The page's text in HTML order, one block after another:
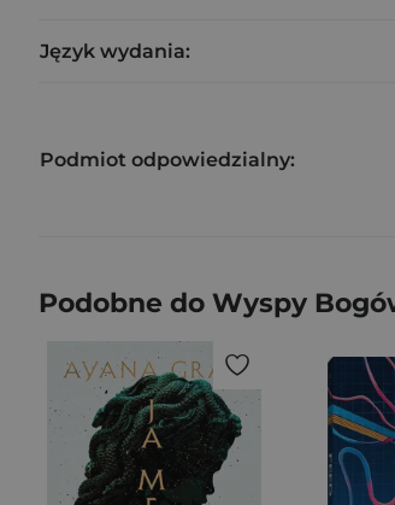
Język wydania:
Podmiot odpowiedzialny:
Podobne do Wyspy